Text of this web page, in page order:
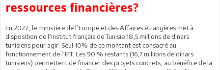
ressources financières?
En 2022, le ministère de l’Europe et des Affaires étrangères met à
disposition de l’Institut français de Tunisie 18,5 millions de dinars
tunisiens pour agir. Seul 10% de ce montant est consacré au
fonctionnement de l’IFT. Les 90 % restants (16,7 millions de dinars
tunisiens) permettent de financer des projets concrets, au bénéfice de la